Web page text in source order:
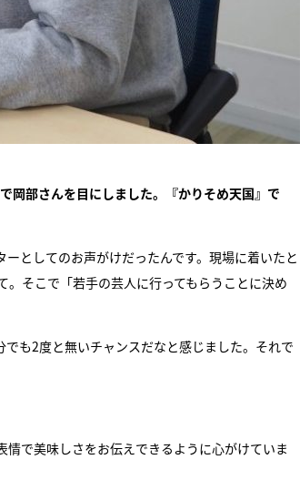
岡部さんを目にしました。『かりそめ天国』で
としてのお声がけだったんです。現場に着いたと
そこで「若手の芸人に行ってもらうことに決め
も2度と無いチャンスだなと感じました。それで
で美味しさをお伝えできるように心がけていま